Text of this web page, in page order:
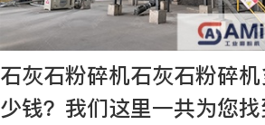
石灰石粉碎机石灰石粉碎
少钱？我们这里一共为您